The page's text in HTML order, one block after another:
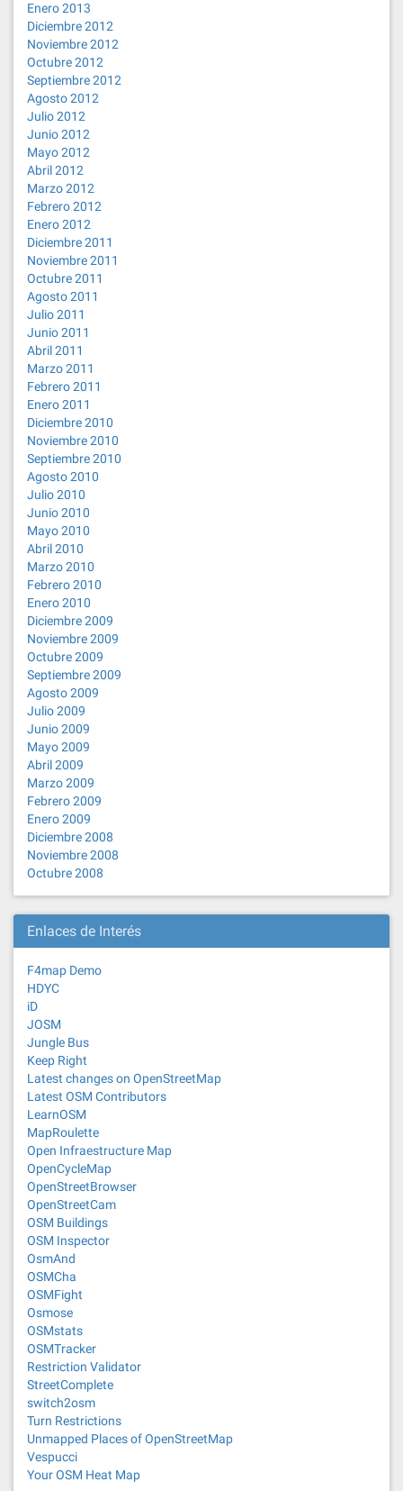
Enero 2013
Diciembre 2012
Noviembre 2012
Octubre 2012
Septiembre 2012
Agosto 2012
Julio 2012
Junio 2012
Mayo 2012
Abril 2012
Marzo 2012
Febrero 2012
Enero 2012
Diciembre 2011
Noviembre 2011
Octubre 2011
Agosto 2011
Julio 2011
Junio 2011
Abril 2011
Marzo 2011
Febrero 2011
Enero 2011
Diciembre 2010
Noviembre 2010
Septiembre 2010
Agosto 2010
Julio 2010
Junio 2010
Mayo 2010
Abril 2010
Marzo 2010
Febrero 2010
Enero 2010
Diciembre 2009
Noviembre 2009
Octubre 2009
Septiembre 2009
Agosto 2009
Julio 2009
Junio 2009
Mayo 2009
Abril 2009
Marzo 2009
Febrero 2009
Enero 2009
Diciembre 2008
Noviembre 2008
Octubre 2008
Enlaces de Interés
F4map Demo
HDYC
iD
JOSM
Jungle Bus
Keep Right
Latest changes on OpenStreetMap
Latest OSM Contributors
LearnOSM
MapRoulette
Open Infraestructure Map
OpenCycleMap
OpenStreetBrowser
OpenStreetCam
OSM Buildings
OSM Inspector
OsmAnd
OSMCha
OSMFight
Osmose
OSMstats
OSMTracker
Restriction Validator
StreetComplete
switch2osm
Turn Restrictions
Unmapped Places of OpenStreetMap
Vespucci
Your OSM Heat Map